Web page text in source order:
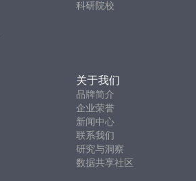
科研院校
关于我们
品牌简介
企业荣誉
新闻中心
联系我们
研究与洞察
数据共享社区